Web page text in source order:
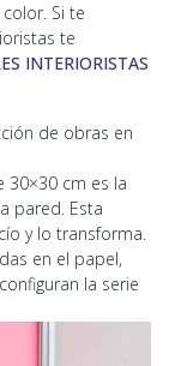
Si te
te
INTERIORISTAS
de obras en
30×30 cm es la
pared. Esta
y lo transforma.
en el papel,
la serie